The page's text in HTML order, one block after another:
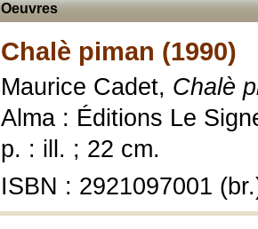
Oeuvres
Chalè piman (1990)
Maurice Cadet, Chalè
Alma : Éditions Le
p. : ill. ; 22 cm.
ISBN : 2921097001